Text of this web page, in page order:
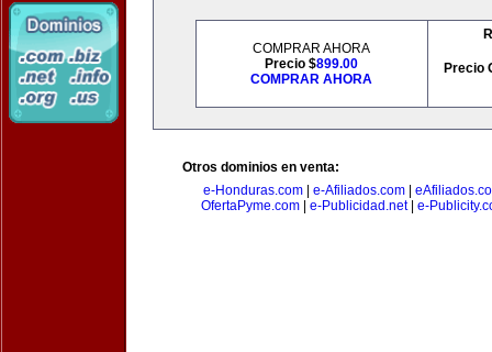
COMPRAR AHORA
Precio $899.00
COMPRAR AHORA
Precio
Otros dominios en venta:
e-Honduras.com| e-Afiliados.com|
OfertaPyme.com| e-Publicidad.net| e-